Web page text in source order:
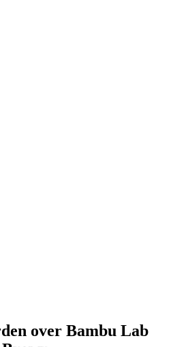
over Bambu Lab